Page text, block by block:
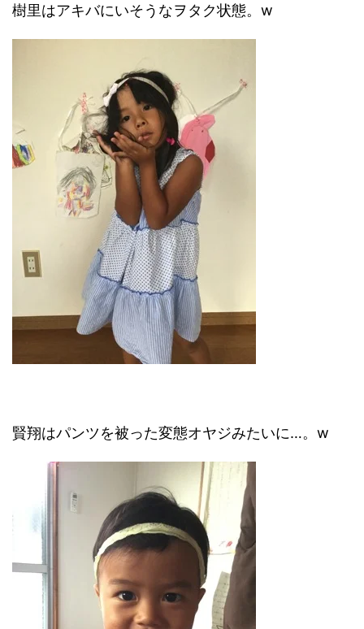
樹里はアキバにいそうなヲタク状態。w
賢翔はパンツを被った変態オヤジみたいに…。w